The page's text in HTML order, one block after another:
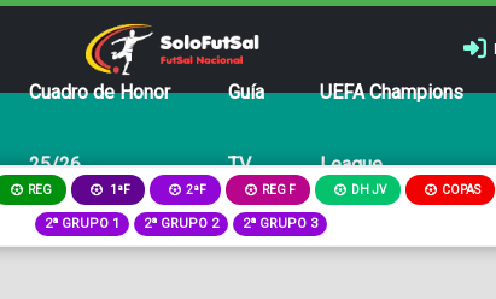
Cuadro de Honor
25/26
Guía
TV
UEFA Champions
League
REG 1ªF 2ªF REG F DH JV COPAS
2ª GRUPO 1 2ª GRUPO 2 2ª GRUPO 3